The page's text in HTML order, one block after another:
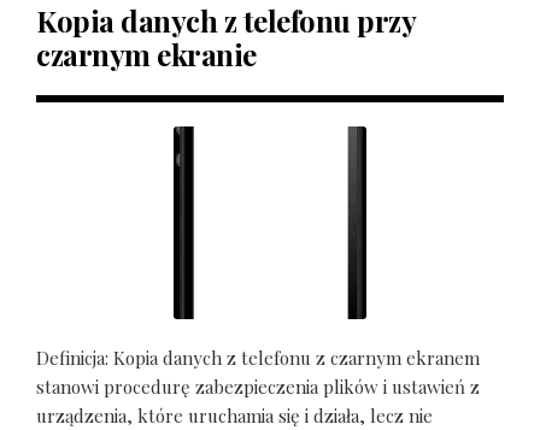
Kopia danych z telefonu przy
czarnym ekranie
Definicja: Kopia danych z telefonu z czarnym ekranem
stanowi procedurę zabezpieczenia plików i ustawień z
urządzenia, które uruchamia się i działa, lecz nie